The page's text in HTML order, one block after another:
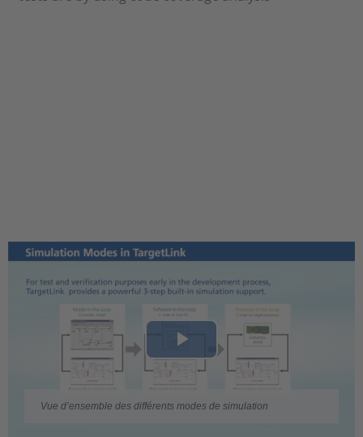
Play
Video
Vue d’ensemble des différents modes de simulation